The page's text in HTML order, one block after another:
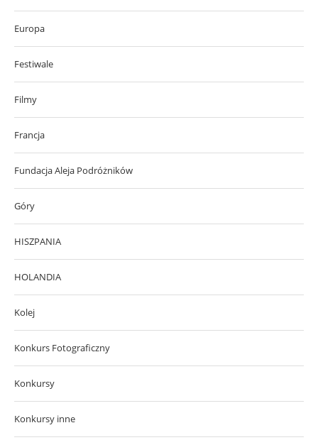
Europa
Festiwale
Filmy
Francja
Fundacja Aleja Podróżników
Góry
HISZPANIA
HOLANDIA
Kolej
Konkurs Fotograficzny
Konkursy
Konkursy inne